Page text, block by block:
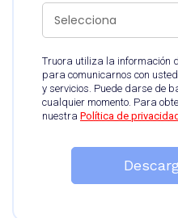
Truora utiliza la información
para comunicarnos con
y servicios. Puede darse de
cualquier momento. Para
nuestra Política de privacidad